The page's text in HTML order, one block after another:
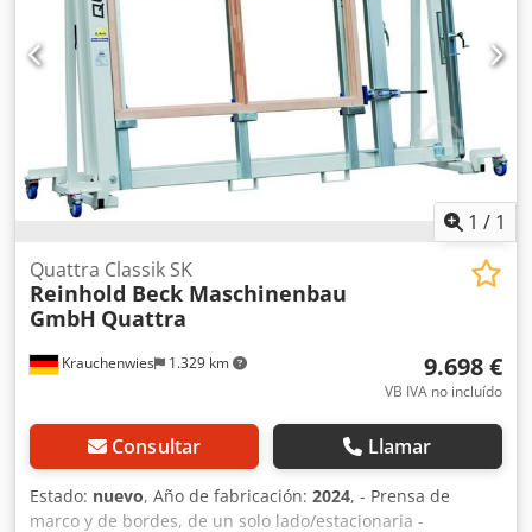
Velocidad de desplazamiento = 800 mm/seg.; Carrera de
punzonado = 63 mm/s, avance/retorno 125/125 mm/seg.
Manejo mediante panel de control y presostato/palanca de
control Equipo: 2x rodillos de alimentación Ø 120 x 1630
mm cerrados/abiertos neumáticamente *
1 / 1
Krauchenwies 1.329 km
Quattra Classik SK
Reinhold Beck Maschinenbau
GmbH Quattra
9.698 €
VB IVA no incluído
Consultar Llamar
Estado: nuevo, Año de fabricación: 2024, - Prensa de
marco y de bordes, de un solo lado/estacionaria -